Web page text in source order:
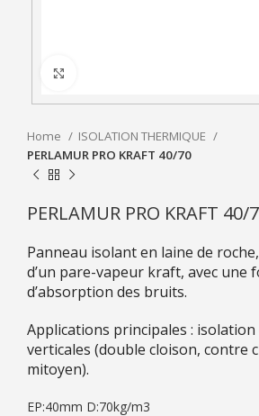
Home
ISOLATION THERMIQUE
PERLAMUR PRO KRAFT 40/70
PERLAMUR PRO KRAFT 40/
Panneau isolant en laine de
d’un pare-vapeur kraft, avec une
d’absorption des bruits.
Applications principales : isolation
verticales (double cloison, contre
mitoyen).
EP:40mm D:70kg/m3